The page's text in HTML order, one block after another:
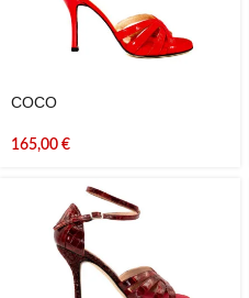
COCO
165,00 €